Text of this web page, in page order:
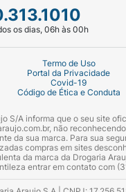
os dias, 06h às 00h
Termo de Uso
Portal da Privacidade
Covid-19
Código de Ética e Conduta
S/A informa que o seu site
não
da sua marca. Para sua
compras em sites
da marca da Drogaria
entrar em contato com